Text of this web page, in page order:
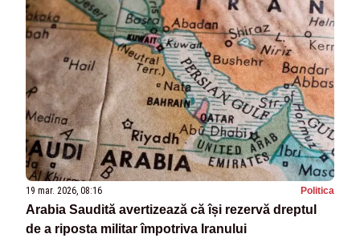
19 mar. 2026, 08:16 Politica
Arabia Saudită avertizează că își rezervă dreptul
de a riposta militar împotriva Iranului